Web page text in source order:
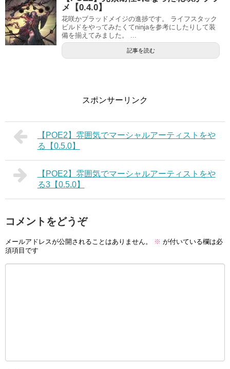
メ【0.4.0】
花咲かブラッドメイジの進捗です。 ライフスタック
ビルドをやってみたくてninjaを参考にしたりして装
備を揃えてみました。 ...
記事を読む
スポンサーリンク
【POE2】雰囲気でマーシャルアーティストをや
る【0.5.0】
【POE2】雰囲気でマーシャルアーティストをや
る3【0.5.0】
コメントをどうぞ
メールアドレスが公開されることはありません。 ※ が付いている欄は必
須項目です